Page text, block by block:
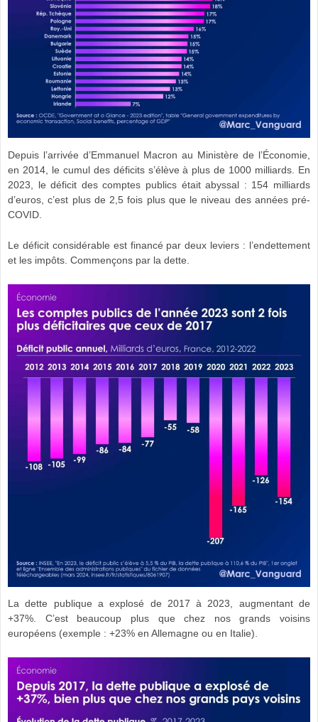
Depuis l’arrivée d’Emmanuel Macron au Ministère de l’Économie,
en 2014, le cumul des déficits s’élève à plus de 1000 milliards. En
2023, le déficit des comptes publics était abyssal : 154 milliards
d’euros, c’est plus de 2,5 fois plus que le niveau des années pré-
COVID.
Le déficit considérable est financé par deux leviers : l’endettement
et les impôts. Commençons par la dette.
La dette publique a explosé de 2017 à 2023, augmentant de
+37%. C’est beaucoup plus que chez nos grands voisins
européens (exemple : +23% en Allemagne ou en Italie).